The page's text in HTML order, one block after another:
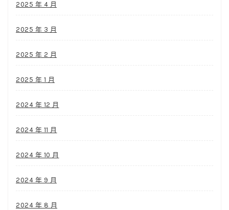
2025 年 4 月
2025 年 3 月
2025 年 2 月
2025 年 1 月
2024 年 12 月
2024 年 11 月
2024 年 10 月
2024 年 9 月
2024 年 8 月